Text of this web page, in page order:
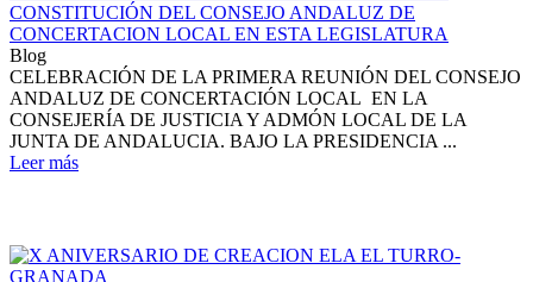
CONSTITUCIÓN DEL CONSEJO ANDALUZ DE
CONCERTACION LOCAL EN ESTA LEGISLATURA
Blog
CELEBRACIÓN DE LA PRIMERA REUNIÓN DEL CONSEJO
ANDALUZ DE CONCERTACIÓN LOCAL EN LA
CONSEJERÍA DE JUSTICIA Y ADMÓN LOCAL DE LA
JUNTA DE ANDALUCIA. BAJO LA PRESIDENCIA ...
Leer más